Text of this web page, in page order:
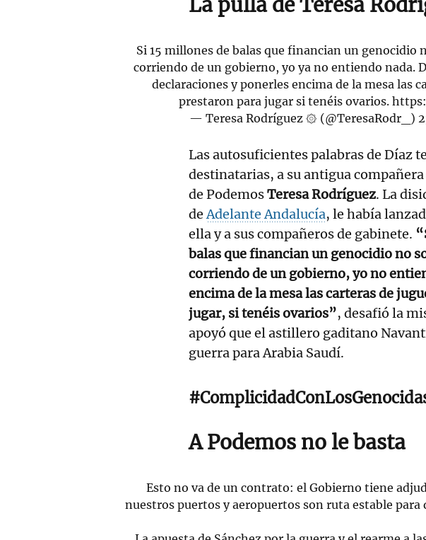
Si 15 millones de balas que financian un genocidio
corriendo de un gobierno, yo ya no entiendo nada.
declaraciones y ponerles encima de la mesa las
prestaron para jugar si tenéis ovarios.
— Teresa Rodríguez ۞ (@TeresaRodr_)
Las autosuficientes palabras de Díaz
destinatarias, a su antigua
de PodemosTeresa Rodríguez. La
deAdelante Andalucía, le había
ella y a sus compañeros de gabinete.
balas que financian un genocidio no
corriendo de un gobierno, yo no
encima de la mesa las carteras de
jugar, si tenéis ovarios”, desafió la
apoyó que el astillero gaditano
guerra para Arabia Saudí.
A Podemos no le basta
Esto no va de un contrato: el Gobierno tiene
nuestros puertos y aeropuertos son ruta estable para